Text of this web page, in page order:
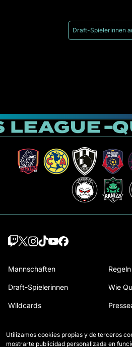
Draft-Spielerinnen
Mannschaften
Draft-Spielerinnen
Wildcards
Klassifikation
Regeln
Wie
Utilizamos cookies propias y de terceros
mostrarte publicidad personalizada en